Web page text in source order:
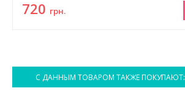
720 грн.
С ДАННЫМ ТОВАРОМ ТАКЖЕ ПОКУПАЮТ: